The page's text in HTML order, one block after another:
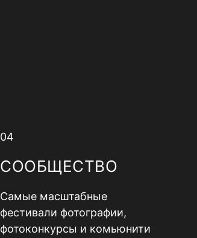
04
СООБЩЕСТВО
Самые масштабные
фестивали фотографии,
фотоконкурсы и комьюнити